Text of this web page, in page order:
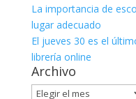
La importancia de
lugar adecuado
El jueves 30 es el
librería online
Archivo
Archivo